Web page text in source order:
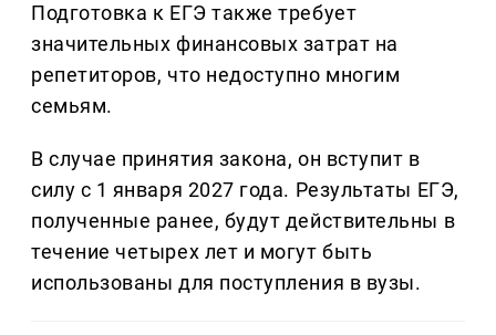
Подготовка к ЕГЭ также требует
значительных финансовых затрат на
репетиторов, что недоступно многим
семьям.
В случае принятия закона, он вступит в
силу с 1 января 2027 года. Результаты ЕГЭ,
полученные ранее, будут действительны в
течение четырех лет и могут быть
использованы для поступления в вузы.